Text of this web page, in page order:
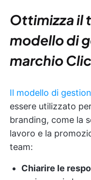
Ottimizza il
modello di
marchio
Il modello di
essere utilizzato
branding, come la
lavoro e la
team:
Chiarire le